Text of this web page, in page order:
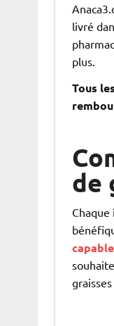
livré
plus.
Tous
de